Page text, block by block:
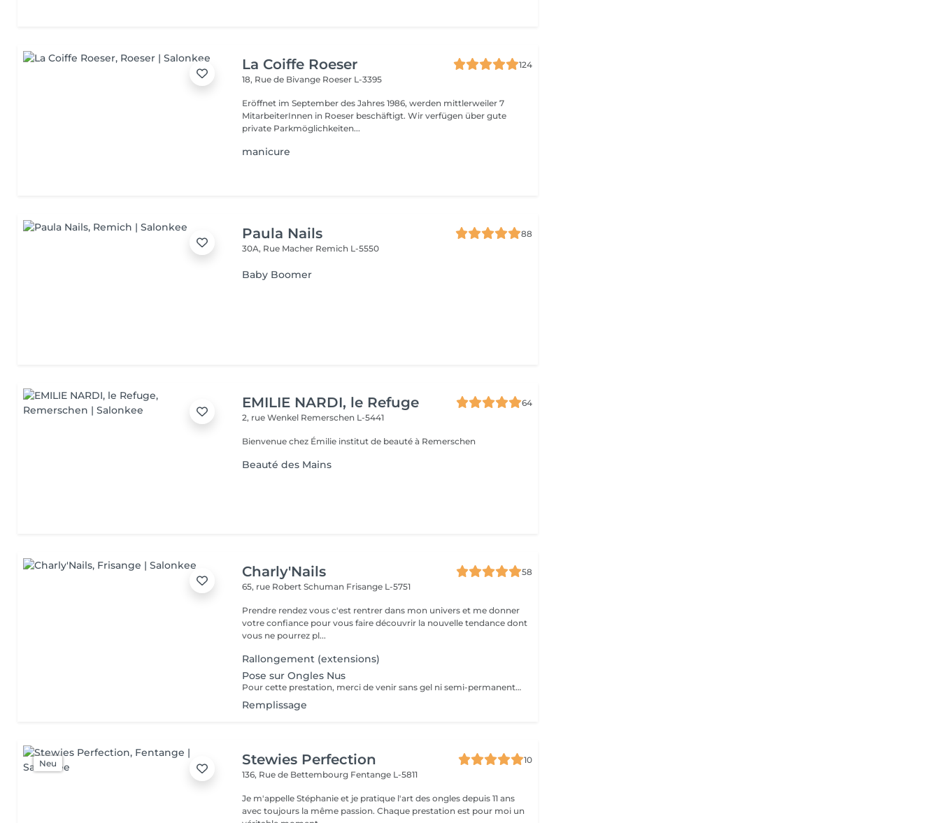
La Coiffe Roeser
124
18, Rue de Bivange Roeser L-3395
Eröffnet im September des Jahres 1986, werden mittlerweiler 7
MitarbeiterInnen in Roeser beschäftigt. Wir verfügen über gute
private Parkmöglichkeiten...
manicure
Paula Nails
88
30A, Rue Macher Remich L-5550
Baby Boomer
EMILIE NARDI, le Refuge
64
2, rue Wenkel Remerschen L-5441
Bienvenue chez Émilie institut de beauté à Remerschen
Beauté des Mains
Charly'Nails
58
65, rue Robert Schuman Frisange L-5751
Prendre rendez vous c'est rentrer dans mon univers et me donner
votre confiance pour vous faire découvrir la nouvelle tendance dont
vous ne pourrez pl...
Rallongement (extensions)
Pose sur Ongles Nus
Pour cette prestation, merci de venir sans gel ni semi-permanent sur vos ongles
Remplissage
Neu Stewies Perfection
10
136, Rue de Bettembourg Fentange L-5811
Je m'appelle Stéphanie et je pratique l'art des ongles depuis 11 ans
avec toujours la même passion. Chaque prestation est pour moi un